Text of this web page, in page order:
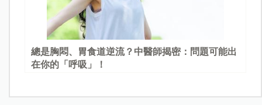
總是胸悶、胃食道逆流？中醫師揭密：問題可能出
在你的「呼吸」！